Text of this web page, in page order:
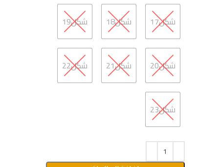
شكل17 شكل18 شكل19
شكل20 شكل21 شكل22
شكل23